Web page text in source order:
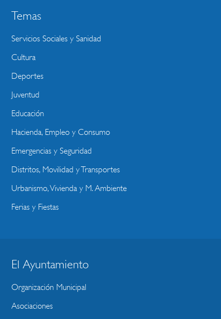
Temas
Servicios Sociales y Sanidad
Cultura
Deportes
Juventud
Educación
Hacienda, Empleo y Consumo
Emergencias y Seguridad
Distritos, Movilidad y Transportes
Urbanismo, Vivienda y M. Ambiente
Ferias y Fiestas
BLOQUE
MENU
WEBSITE
El Ayuntamiento
Organización Municipal
Asociaciones